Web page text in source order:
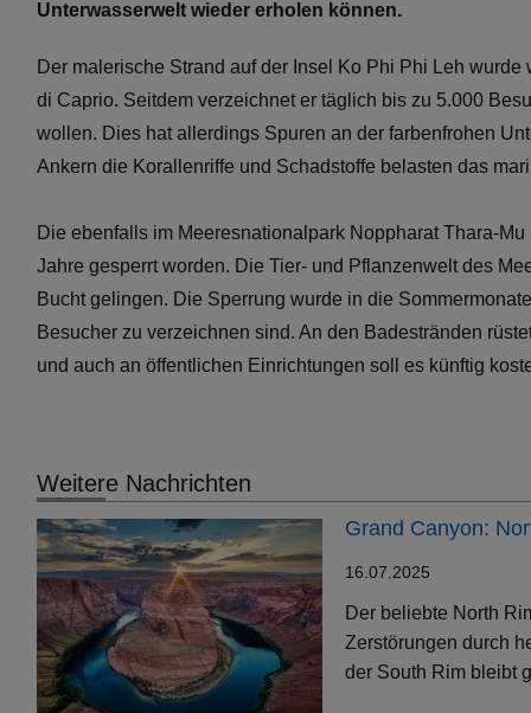
Unterwasserwelt wieder erholen können.
Der malerische Strand auf der Insel Ko Phi Phi Leh
di Caprio. Seitdem verzeichnet er täglich bis zu 5.000
wollen. Dies hat allerdings Spuren an der farbenfrohen
Ankern die Korallenriffe und Schadstoffe belasten das
Die ebenfalls im Meeresnationalpark Noppharat Thara-
Jahre gesperrt worden. Die Tier- und Pflanzenwelt des
Bucht gelingen. Die Sperrung wurde in die
Besucher zu verzeichnen sind. An den Badestränden
und auch an öffentlichen Einrichtungen soll es künftig
Weitere Nachrichten
Grand Canyon:
16.07.2025
Der beliebte North
Zerstörungen durch
der South Rim bleibt